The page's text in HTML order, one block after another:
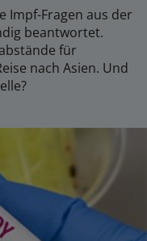
Impf-Fragen aus der
beantwortet.
für
nach Asien. Und